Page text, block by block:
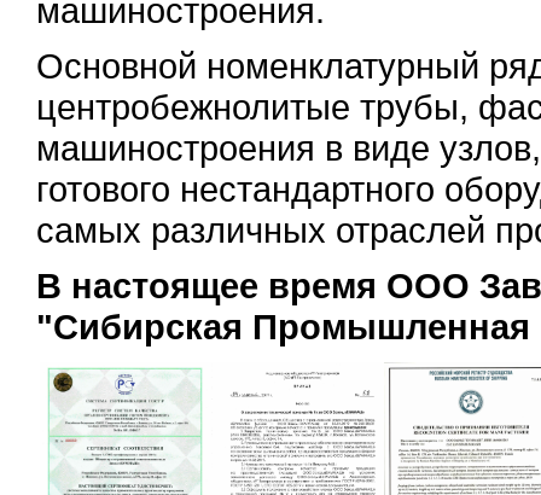
машиностроения.
Основной номенклатурный
центробежнолитые трубы,
машиностроения в виде
готового нестандартного
самых различных отраслей
В настоящее время ООО
"Сибирская Промышленная